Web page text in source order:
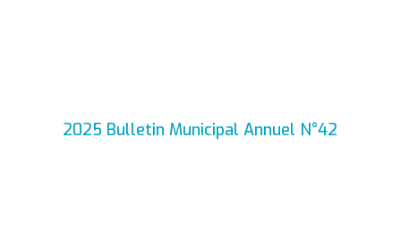
2025 Bulletin Municipal Annuel N°42